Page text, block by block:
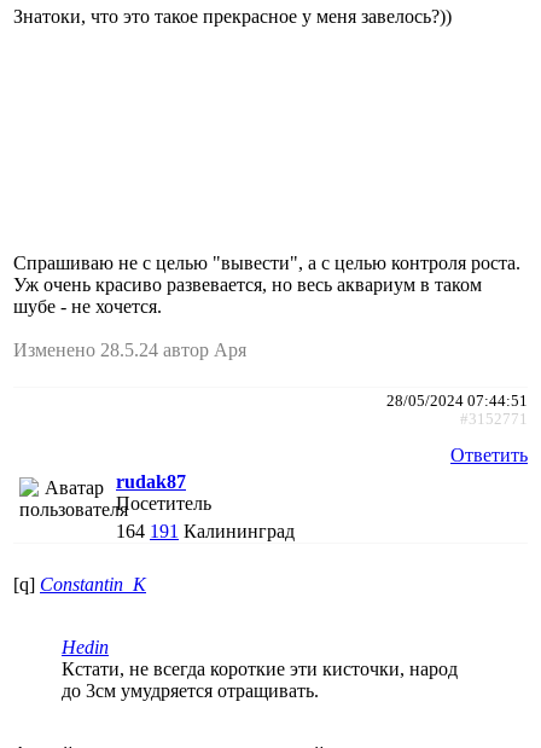
Знатоки, что это такое прекрасное у меня завелось?))
Спрашиваю не с целью "вывести", а с целью контроля роста.
Уж очень красиво развевается, но весь аквариум в таком
шубе - не хочется.
Изменено 28.5.24 автор Аря
28/05/2024 07:44:51
#3152771
Ответить
rudak87
Посетитель
164 191 Калининград
[q] Constantin_K
Hedin
Кстати, не всегда короткие эти кисточки, народ
до 3см умудряется отращивать.